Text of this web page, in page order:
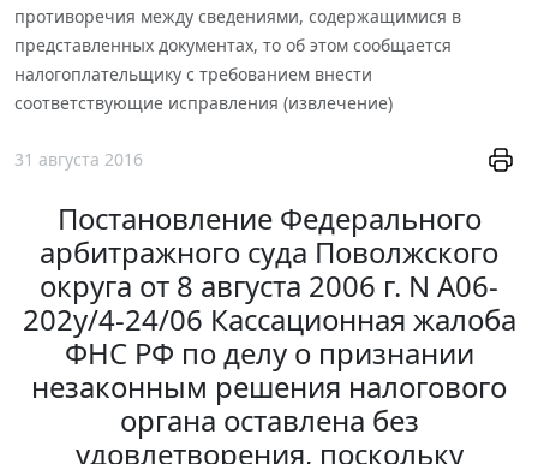
противоречия между сведениями, содержащимися в
представленных документах, то об этом сообщается
налогоплательщику с требованием внести
соответствующие исправления (извлечение)
31 августа 2016
Постановление Федерального
арбитражного суда Поволжского
округа от 8 августа 2006 г. N А06-
202у/4-24/06 Кассационная жалоба
ФНС РФ по делу о признании
незаконным решения налогового
органа оставлена без
удовлетворения, поскольку